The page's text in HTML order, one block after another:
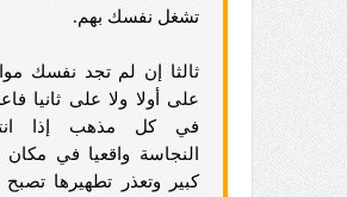
تشغل نفسك بهم.
ثالثا إن لم تجد نفسك
على أولا ولا على ثانيا
في كل مذهب إذا
النجاسة واقعيا في
كبير وتعذر تطهيرها تصبح